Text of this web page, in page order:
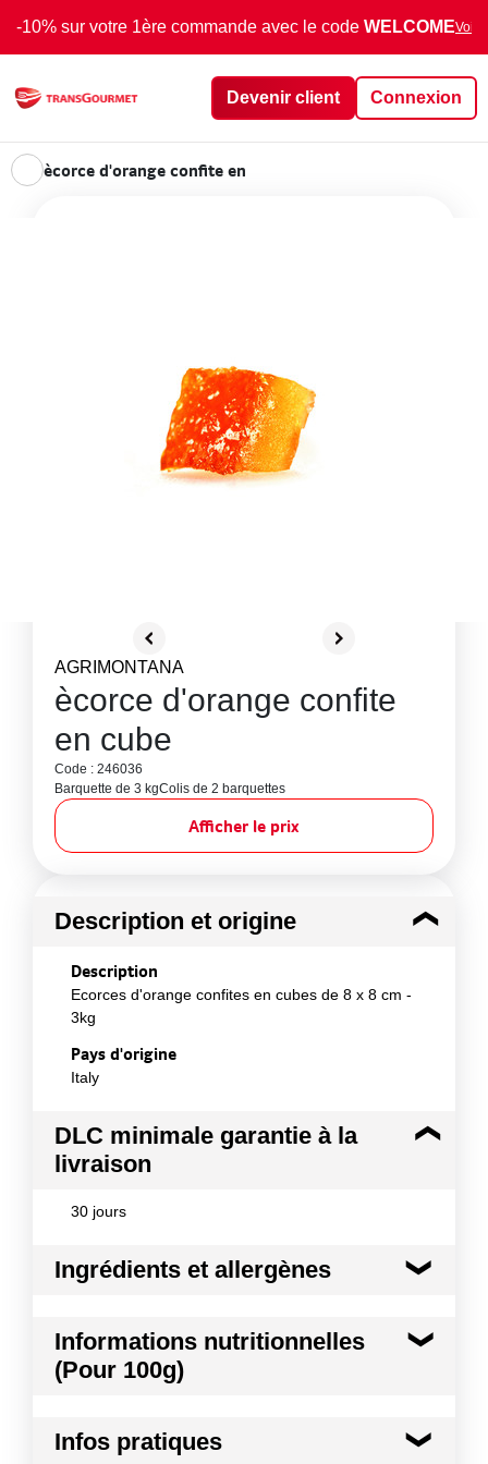
-10% sur votre 1ère commande avec le code WELCOMEVoir
Devenir client Connexion
ècorce d'orange confite en
AGRIMONTANA
ècorce d'orange confite
en cube
Code : 246036
Barquette de 3 kgColis de 2 barquettes
Afficher le prix
Description et origine
Description
Ecorces d'orange confites en cubes de 8 x 8 cm -
3kg
Pays d'origine
Italy
DLC minimale garantie à la
livraison
30 jours
Ingrédients et allergènes
Ecorces d'orange, sirop de glucose, sucre.
Allergènes :
Traces de fruits à coques
Informations nutritionnelles
(Pour 100g)
Infos pratiques